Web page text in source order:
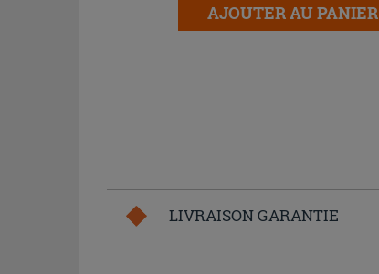
AJOUTER AU PANIER
LIVRAISON GARANTIE